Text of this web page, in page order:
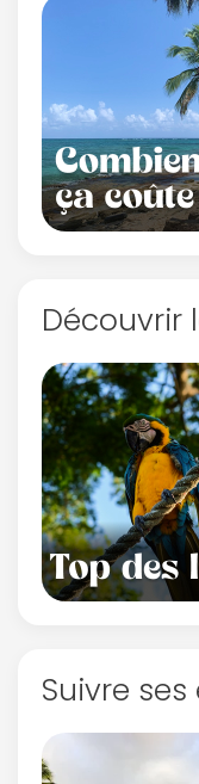
Découvrir
Suivre ses